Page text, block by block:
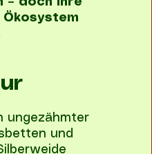
ungezähmter
und